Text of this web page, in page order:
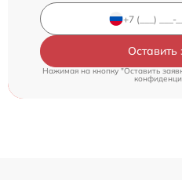
Оставить
Нажимая на кнопку "Оставить